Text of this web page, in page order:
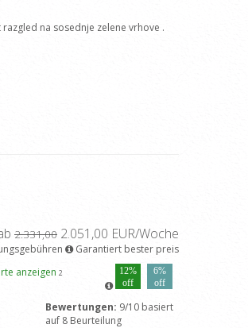
na sosednje zelene vrhove .
2.331,00 2.051,00 EUR/Woche
Garantiert bester preis
anzeigen 2
12%
off
6%
off
Bewertungen: 9/10 basiert
auf 8 Beurteilung